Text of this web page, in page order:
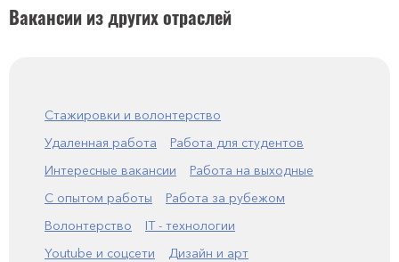
Вакансии из других отраслей
Стажировки и волонтерство
Удаленная работа
Работа для студентов
Интересные вакансии
Работа на выходные
С опытом работы
Работа за рубежом
Волонтерство
IT - технологии
Youtube и соцсети
Дизайн и арт